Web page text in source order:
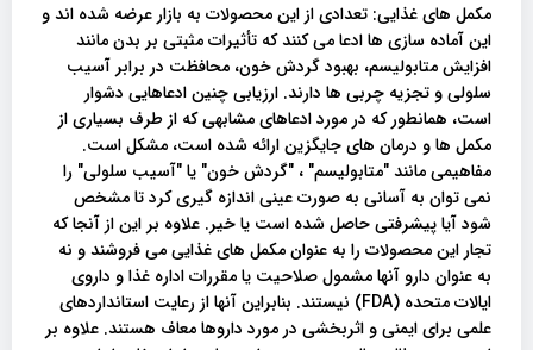
مکمل های غذایی: تعدادی از این محصولات به بازار عرضه شده اند و
این آماده سازی ها ادعا می کنند که تأثیرات مثبتی بر بدن مانند
افزایش متابولیسم، بهبود گردش خون، محافظت در برابر آسیب
سلولی و تجزیه چربی ها دارند. ارزیابی چنین ادعاهایی دشوار
است، همانطور که در مورد ادعاهای مشابهی که از طرف بسیاری از
مکمل ها و درمان های جایگزین ارائه شده است، مشکل است.
مفاهیمی مانند "متابولیسم" ، "گردش خون" یا "آسیب سلولی" را
نمی توان به آسانی به صورت عینی اندازه گیری کرد تا مشخص
شود آیا پیشرفتی حاصل شده است یا خیر. علاوه بر این از آنجا که
تجار این محصولات را به عنوان مکمل های غذایی می فروشند و نه
به عنوان دارو آنها مشمول صلاحیت یا مقررات اداره غذا و داروی
ایالات متحده (FDA) نیستند. بنابراین آنها از رعایت استانداردهای
علمی برای ایمنی و اثربخشی در مورد داروها معاف هستند. علاوه بر